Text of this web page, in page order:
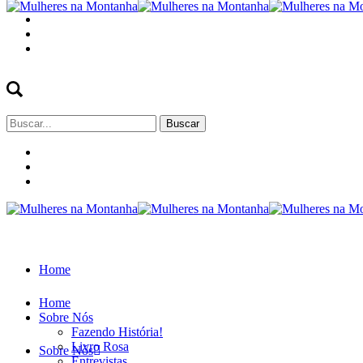
Buscar
por:
Home
Sobre Nós
Home
Sobre Nós
Fazendo História!
Livro Rosa